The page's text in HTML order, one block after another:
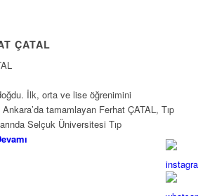
ÇATAL
İlk, orta ve lise öğrenimini
tamamlayan Ferhat ÇATAL, Tıp
Selçuk Üniversitesi Tıp